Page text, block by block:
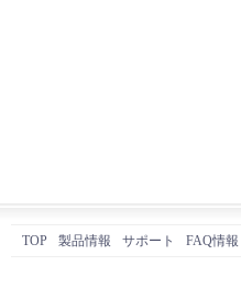
TOP 製品情報 サポート FAQ情報